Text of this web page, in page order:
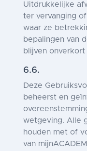
Uitdrukkelijke
ter vervanging
waar ze
bepalingen van
blijven onverkort
6.6.
Deze
beheerst en
wetgeving. Alle
houden met of
van